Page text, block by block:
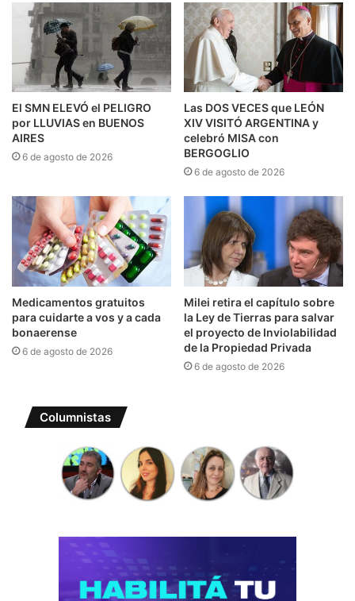
El SMN ELEVÓ el PELIGRO
por LLUVIAS en BUENOS
AIRES
6 de agosto de 2026
Las DOS VECES que LEÓN
XIV VISITÓ ARGENTINA y
celebró MISA con
BERGOGLIO
6 de agosto de 2026
Medicamentos gratuitos
para cuidarte a vos y a cada
bonaerense
6 de agosto de 2026
Milei retira el capítulo sobre
la Ley de Tierras para salvar
el proyecto de Inviolabilidad
de la Propiedad Privada
6 de agosto de 2026
Columnistas